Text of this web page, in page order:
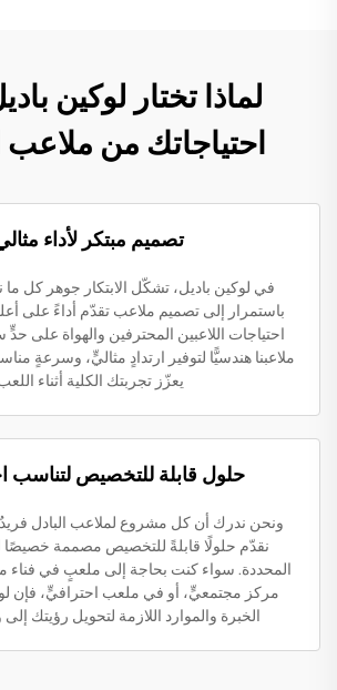
لماذا تختار لوكين
احتياجاتك من ملاعب
تصميم مبتكر لأداء
في لوكين باديل، تشكّل الابتكار جوهر كل
باستمرار إلى تصميم ملاعب تقدّم أداءً على
احتياجات اللاعبين المحترفين والهواة على
ملاعبنا هندسيًّا لتوفير ارتدادٍ مثاليٍّ، وسرعةٍ
يعزّز تجربتك الكلية أثناء
حلول قابلة للتخصيص لتناسب
ونحن ندرك أن كل مشروع لملاعب البادل
نقدّم حلولًا قابلةً للتخصيص مصممة خصيصًا
المحددة. سواء كنت بحاجة إلى ملعبٍ في
مركز مجتمعيٍّ، أو في ملعب احترافيٍّ، فإن
الخبرة والموارد اللازمة لتحويل رؤيتك